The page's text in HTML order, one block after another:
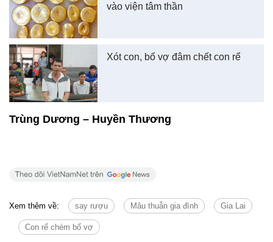
vào viện tâm thần
Xót con, bố vợ đâm chết con rể
Trùng Dương – Huyền Thương
Xem thêm về: say rượu Mâu thuẫn gia đình Gia Lai
Con rể chém bố vợ